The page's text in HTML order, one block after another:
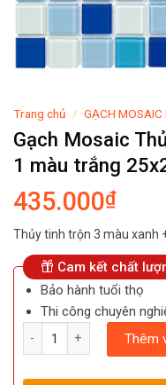
Trang chủ / GẠCH MOSAIC
Gạch Mosaic
1 màu trắng
435.000₫
Thủy tinh trộn 3 màu xanh
Cam kết chất
Bảo hành tuổi thọ
Thi công chuyên
Thêm